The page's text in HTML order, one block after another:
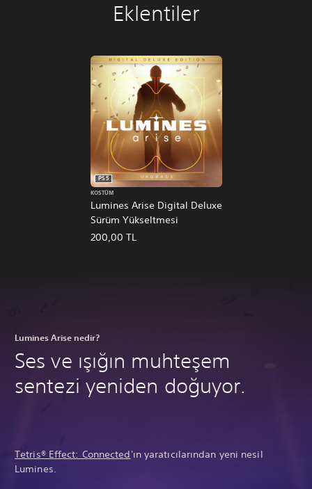
Eklentiler
Lumines Arise Digital Deluxe
Sürüm Yükseltmesi
PS5
KOSTÜM
200,00 TL
Lumines Arise nedir?
Ses ve ışığın muhteşem
sentezi yeniden doğuyor.
Tetris® Effect: Connected'ın yaratıcılarından yeni nesil
Lumines.